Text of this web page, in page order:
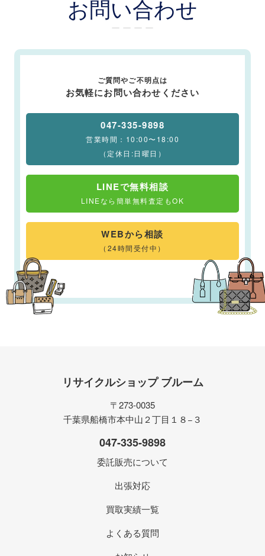
お問い合わせ
ー ー ー ー
ご質問やご不明点は
お気軽にお問い合わせください
047-335-9898
営業時間：10:00〜18:00
（定休日:日曜日）
LINEで無料相談
LINEなら簡単無料査定もOK
WEBから相談
（24時間受付中）
リサイクルショップ ブルーム
〒273-0035
千葉県船橋市本中山２丁目１８−３
047-335-9898
委託販売について
出張対応
買取実績一覧
よくある質問